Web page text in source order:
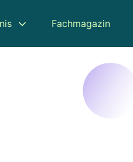
Fachmagazin